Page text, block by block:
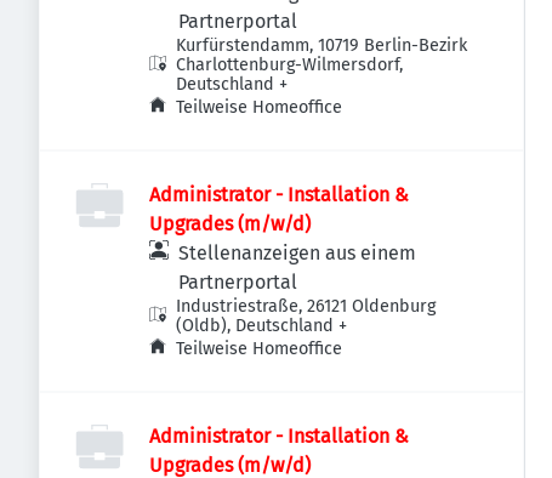
Partnerportal
Kurfürstendamm, 10719 Berlin-Bezirk
Charlottenburg-Wilmersdorf,
Deutschland +
Teilweise Homeoffice
Administrator - Installation &
Upgrades (m/w/d)
Stellenanzeigen aus einem
Partnerportal
Industriestraße, 26121 Oldenburg
(Oldb), Deutschland +
Teilweise Homeoffice
Administrator - Installation &
Upgrades (m/w/d)